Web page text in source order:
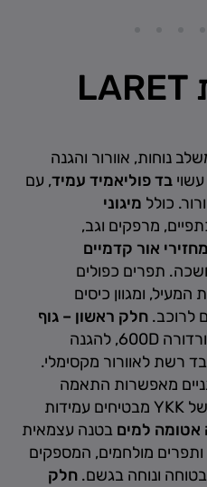
מעיל 4 עונות LARET
נוחות, אוורור והגנה
בד פוליאמיד עמיד, עם
כולל מיגוני
מרפקים וגב,
מחזירי אור קדמיים
תפרים כפולים
ומגוון כיסים
לרוכב. חלק ראשון – גוף
גוף המעיל עשוי בד קורדורה 600D, להגנה
רשת לאוורור מקסימלי.
מאפשרות התאמה
מושלמת, ורוכסנים איכותיים של YKK מבטיחים עמידות
אטומה למים בטנה עצמאית
ותפרים מולחמים, המספקים
ונוחה בגשם. חלק